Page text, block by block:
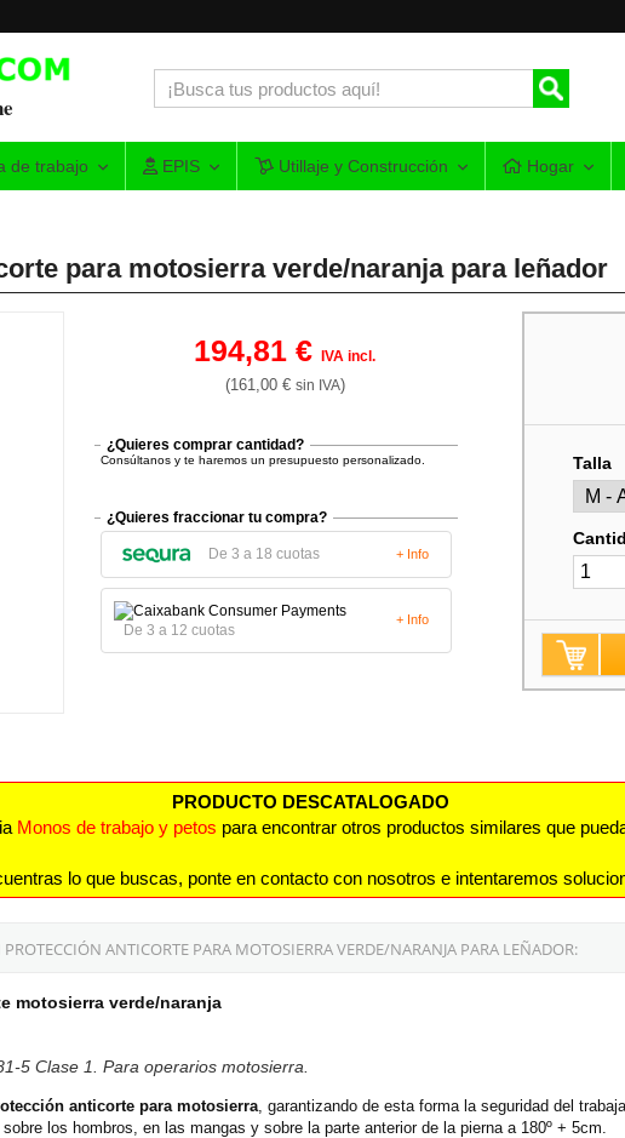
de trabajo EPIS Utillaje y Construcción Hogar
para motosierra verde/naranja para leñador
194,81 €IVA incl.
(161,00 € sin IVA)
¿Quieres comprar cantidad?
Consúltanos y te haremos un presupuesto personalizado.
¿Quieres fraccionar tu compra?
De 3 a 18 cuotas + Info
De 3 a 12 cuotas
+ Info
Talla
PRODUCTO DESCATALOGADO
Monos de trabajo y petos para encontrar otros productos similares que
lo que buscas, ponte en contacto con nosotros e intentaremos
ANTICORTE PARA MOTOSIERRA VERDE/NARANJA PARA LEÑADOR:
motosierra verde/naranja
5 Clase 1. Para operarios motosierra.
anticorte para motosierra , garantizando de esta forma la seguridad del
los hombros, en las mangas y sobre la parte anterior de la pierna a 180º + 5cm.